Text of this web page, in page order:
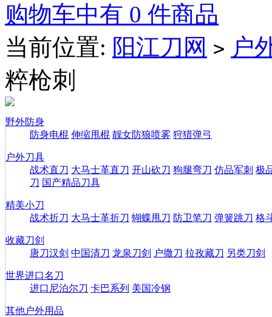
购物车中有 0 件商品
当前位置: 阳江刀网 > 户
粹枪刺
野外防身
防身电棍 伸缩甩棍 靓女防狼喷雾 狩猎弹弓
户外刀具
战术直刀 大马士革直刀 开山砍刀 狗腿弯刀 仿品军刺 极
刀 国产精品刀具
精美小刀
战术折刀 大马士革折刀 蝴蝶甩刀 防卫笔刀 弹簧跳刀 格
收藏刀剑
唐刀汉剑 中国清刀 龙泉刀剑 户撒刀 拉孜藏刀 另类刀剑
世界进口名刀
进口尼泊尔刀 卡巴系列 美国冷钢
其他户外用品